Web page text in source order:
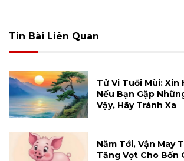
Tin Bài Liên Quan
Tử Vi Tuổi Mùi: Xin
Nếu Bạn Gặp
Vậy, Hãy Tránh Xa
Năm Tới, Vận May
Tăng Vọt Cho Bốn